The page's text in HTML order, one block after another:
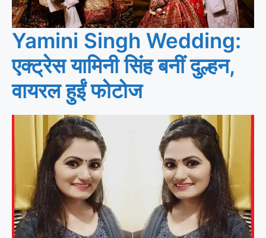
Yamini Singh Wedding:
एक्ट्रेस यामिनी सिंह बनीं दुल्हन,
वायरल हुईं फोटोज